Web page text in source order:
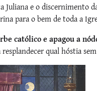
e o discernimento
para o bem de toda a
católico e apagou a
resplandecer qual hóstia